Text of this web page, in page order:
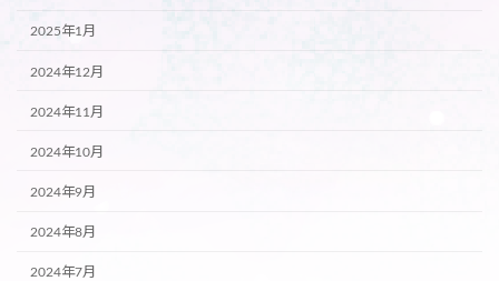
2025年1月
2024年12月
2024年11月
2024年10月
2024年9月
2024年8月
2024年7月